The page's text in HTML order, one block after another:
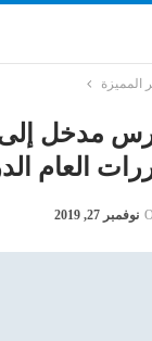
المميزة
مدخل إلى
العام
نوفمبر 27, 2019